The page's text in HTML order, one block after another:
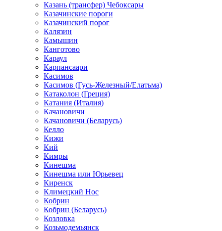
Казань (трансфер) Чебоксары
Казачинские пороги
Казачинский порог
Калязин
Камышин
Канготово
Караул
Карпансаари
Касимов
Касимов (Гусь-Железный/Елатьма)
Катаколон (Греция)
Катания (Италия)
Качановичи
Качановичи (Беларусь)
Келло
Кижи
Кий
Кимры
Кинешма
Кинешма или Юрьевец
Киренск
Климецкий Нос
Кобрин
Кобрин (Беларусь)
Козловка
Козьмодемьянск